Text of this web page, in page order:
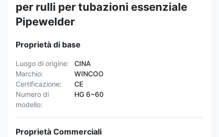
per rulli per tubazioni essenziale
Pipewelder
Proprietà di base
Luogo di origine:
CINA
Marchio:
WINCOO
Certificazione:
CE
Numero di
modello:
HG 6~60
Proprietà Commerciali